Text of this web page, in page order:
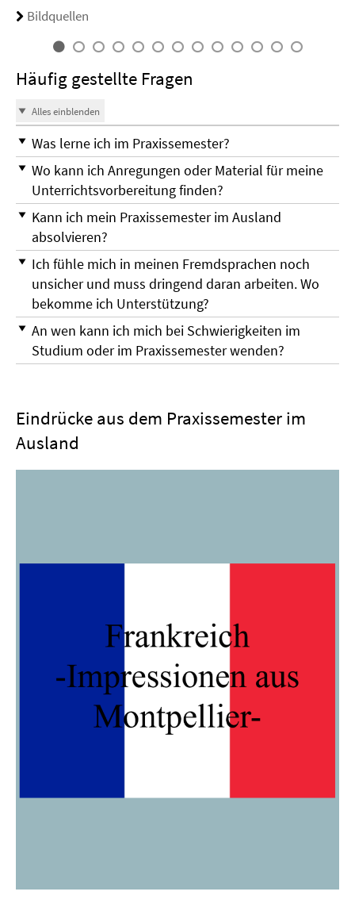
Bildquellen
Häufig gestellte Fragen
Alles einblenden
Was lerne ich im Praxissemester?
Wo kann ich Anregungen oder Material für meine
Unterrichtsvorbereitung finden?
Kann ich mein Praxissemester im Ausland
absolvieren?
Ich fühle mich in meinen Fremdsprachen noch
unsicher und muss dringend daran arbeiten. Wo
bekomme ich Unterstützung?
An wen kann ich mich bei Schwierigkeiten im
Studium oder im Praxissemester wenden?
Eindrücke aus dem Praxissemester im
Ausland